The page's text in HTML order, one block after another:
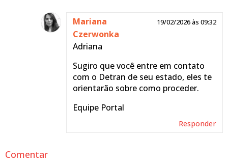
Mariana
Czerwonka
19/02/2026 às 09:32
Adriana
Sugiro que você entre em contato
com o Detran de seu estado, eles te
orientarão sobre como proceder.
Equipe Portal
Responder
Comentar